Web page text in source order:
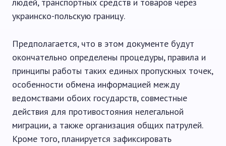
украинско-польскую границу.
Предполагается, что в этом документе будут
окончательно определены процедуры, правила и
принципы работы таких единых пропускных точек,
особенности обмена информацией между
ведомствами обоих государств, совместные
действия для противостояния нелегальной
миграции, а также организация общих патрулей.
Кроме того, планируется зафиксировать